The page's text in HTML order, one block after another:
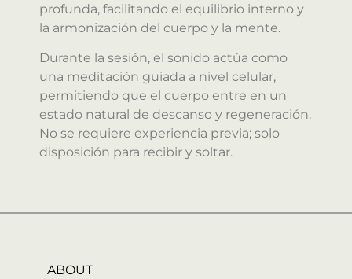
profunda, facilitando el equilibrio interno y
la armonización del cuerpo y la mente.
Durante la sesión, el sonido actúa como
una meditación guiada a nivel celular,
permitiendo que el cuerpo entre en un
estado natural de descanso y regeneración.
No se requiere experiencia previa; solo
disposición para recibir y soltar.
ABOUT